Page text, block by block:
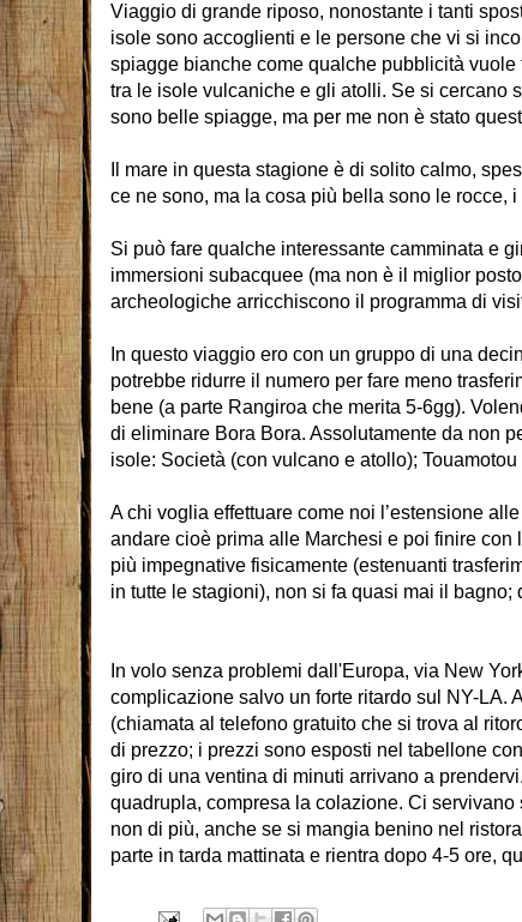
Viaggio di grande riposo, nonostante i tanti
isole sono accoglienti e le persone che vi si
spiagge bianche come qualche pubblicità
tra le isole vulcaniche e gli atolli. Se si cercano
sono belle spiagge, ma per me non è stato
Il mare in questa stagione è di solito calmo,
ce ne sono, ma la cosa più bella sono le rocce,
Si può fare qualche interessante camminata e
immersioni subacquee (ma non è il miglior
archeologiche arricchiscono il programma di
In questo viaggio ero con un gruppo di una
potrebbe ridurre il numero per fare meno
bene (a parte Rangiroa che merita 5-6gg).
di eliminare Bora Bora. Assolutamente da non
isole: Società (con vulcano e atollo);
A chi voglia effettuare come noi l’estensione
andare cioè prima alle Marchesi e poi finire
più impegnative fisicamente (estenuanti
in tutte le stagioni), non si fa quasi mai il
In volo senza problemi dall'Europa, via New
complicazione salvo un forte ritardo sul NY-LA.
(chiamata al telefono gratuito che si trova al
di prezzo; i prezzi sono esposti nel tabellone
giro di una ventina di minuti arrivano a
quadrupla, compresa la colazione. Ci servivano
non di più, anche se si mangia benino nel
parte in tarda mattinata e rientra dopo 4-5 ore,